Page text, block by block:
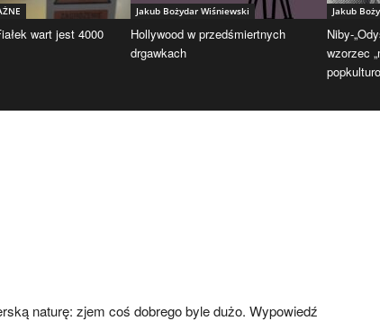
wart jest 4000
Jakub Bożydar Wiśniewski
Hollywood w przedśmiertnych
drgawkach
Jakub
Niby-
wzorzec
naturę: zjem coś dobrego byle dużo. Wypowiedź